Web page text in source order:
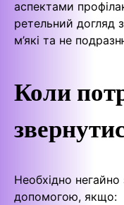
аспектами
ретельний догляд
м’які та не
Коли
Необхідно
допомогою, якщо: